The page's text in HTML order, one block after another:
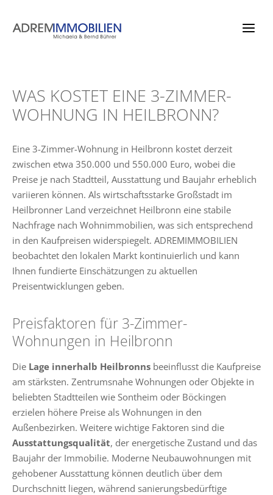
Inhalt
WAS KOSTET EINE 3-ZIMMER-
WOHNUNG IN HEILBRONN?
Eine 3-Zimmer-Wohnung in Heilbronn kostet derzeit
zwischen etwa 350.000 und 550.000 Euro, wobei die
Preise je nach Stadtteil, Ausstattung und Baujahr erheblich
variieren können. Als wirtschaftsstarke Großstadt im
Heilbronner Land verzeichnet Heilbronn eine stabile
Nachfrage nach Wohnimmobilien, was sich entsprechend
in den Kaufpreisen widerspiegelt. ADREMIMMOBILIEN
beobachtet den lokalen Markt kontinuierlich und kann
Ihnen fundierte Einschätzungen zu aktuellen
Preisentwicklungen geben.
Preisfaktoren für 3-Zimmer-
Wohnungen in Heilbronn
Die Lage innerhalb Heilbronns beeinflusst die Kaufpreise
am stärksten. Zentrumsnahe Wohnungen oder Objekte in
beliebten Stadtteilen wie Sontheim oder Böckingen
erzielen höhere Preise als Wohnungen in den
Außenbezirken. Weitere wichtige Faktoren sind die
Ausstattungsqualität, der energetische Zustand und das
Baujahr der Immobilie. Moderne Neubauwohnungen mit
gehobener Ausstattung können deutlich über dem
Durchschnitt liegen, während sanierungsbedürftige